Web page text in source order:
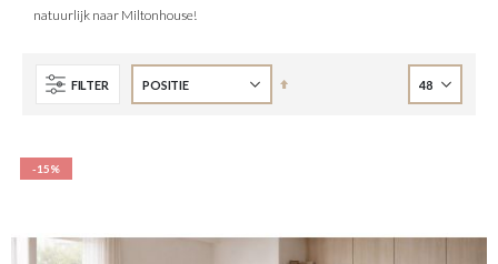
natuurlijk naar Miltonhouse!
FILTER
Van
-15%